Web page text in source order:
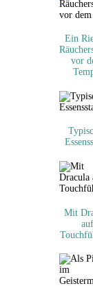
Ein
vor
Mit
auf